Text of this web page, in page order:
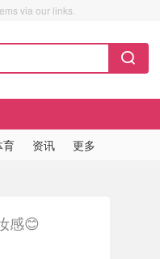
via our links.
育 资讯 更多
感😊